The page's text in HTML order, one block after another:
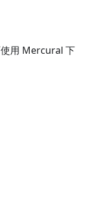
用 Mercural 下